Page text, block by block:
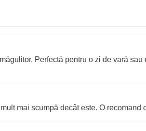
Perfectă pentru o zi de vară sau
mai scumpă decât este. O recomand